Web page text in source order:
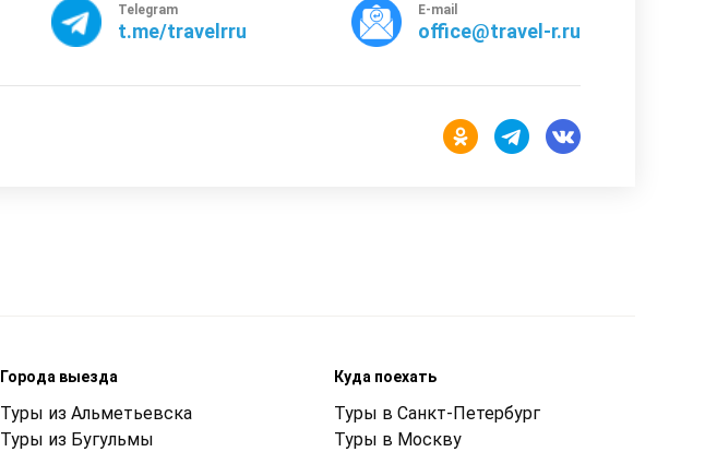
Telegram
t.me/travelrru
E-mail
office@travel-r.ru
Города выезда
Туры из Альметьевска
Туры из Бугульмы
Куда поехать
Туры в Санкт-Петербург
Туры в Москву